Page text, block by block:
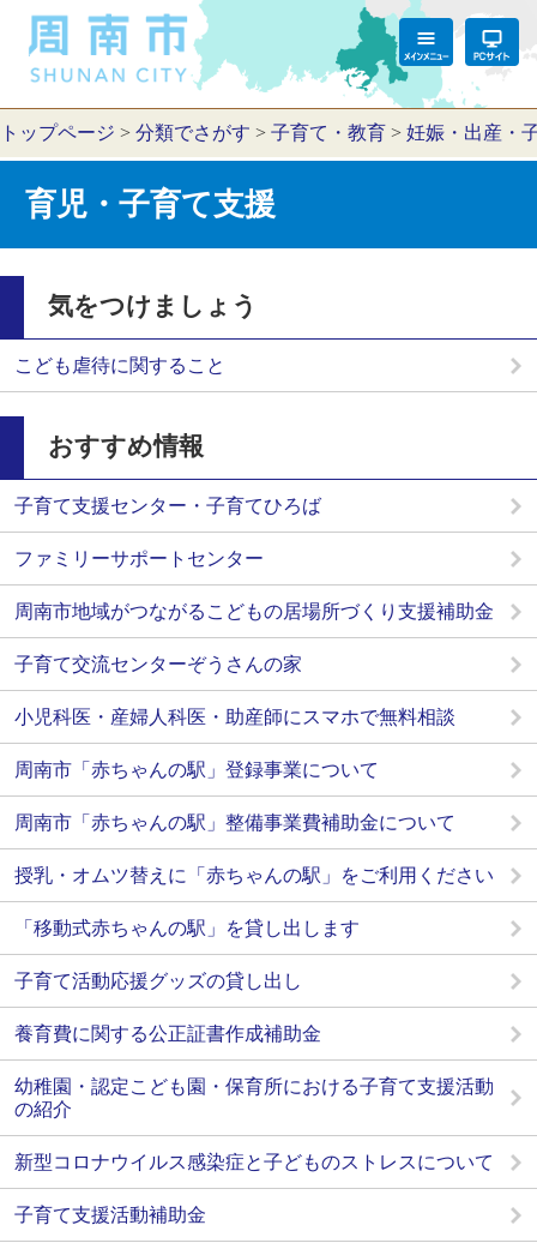
トップページ > 分類でさがす > 子育て・教育 > 妊娠・出産・
育児・子育て支援
気をつけましょう
こども虐待に関すること
おすすめ情報
子育て支援センター・子育てひろば
ファミリーサポートセンター
周南市地域がつながるこどもの居場所づくり支援補助金
子育て交流センターぞうさんの家
小児科医・産婦人科医・助産師にスマホで無料相談
周南市「赤ちゃんの駅」登録事業について
周南市「赤ちゃんの駅」整備事業費補助金について
授乳・オムツ替えに「赤ちゃんの駅」をご利用ください
「移動式赤ちゃんの駅」を貸し出します
子育て活動応援グッズの貸し出し
養育費に関する公正証書作成補助金
幼稚園・認定こども園・保育所における子育て支援活動
の紹介
新型コロナウイルス感染症と子どものストレスについて
子育て支援活動補助金